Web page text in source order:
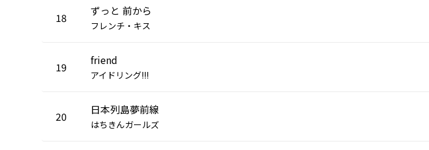
18 ずっと 前から
フレンチ・キス
19 friend
アイドリング!!!
20 日本列島夢前線
はちきんガールズ